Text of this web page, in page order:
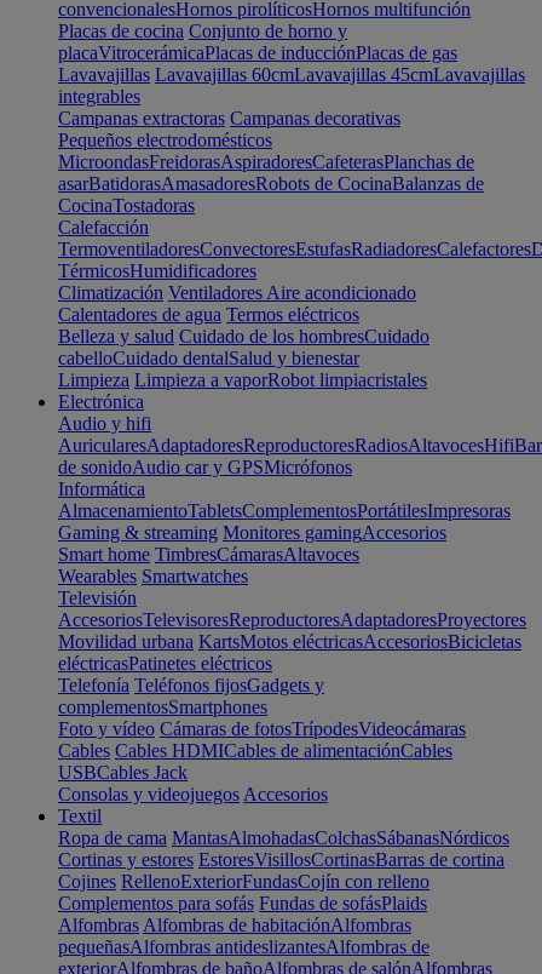
convencionalesHornos pirolíticosHornos multifunción
Placas de cocina Conjunto de horno y
placaVitrocerámicaPlacas de inducciónPlacas de gas
Lavavajillas Lavavajillas 60cmLavavajillas 45cmLavavajillas
integrables
Campanas extractoras Campanas decorativas
Pequeños electrodomésticos
MicroondasFreidorasAspiradoresCafeterasPlanchas de
asarBatidorasAmasadoresRobots de CocinaBalanzas de
CocinaTostadoras
Calefacción
TermoventiladoresConvectoresEstufasRadiadoresCalefactores
TérmicosHumidificadores
Climatización Ventiladores Aire acondicionado
Calentadores de agua Termos eléctricos
Belleza y salud Cuidado de los hombresCuidado
cabelloCuidado dentalSalud y bienestar
Limpieza Limpieza a vaporRobot limpiacristales
Electrónica
Audio y hifi
AuricularesAdaptadoresReproductoresRadiosAltavocesHifi
de sonidoAudio car y GPSMicrófonos
Informática
AlmacenamientoTabletsComplementosPortátilesImpresoras
Gaming & streaming Monitores gamingAccesorios
Smart home TimbresCámarasAltavoces
Wearables Smartwatches
Televisión
AccesoriosTelevisoresReproductoresAdaptadoresProyectores
Movilidad urbana KartsMotos eléctricasAccesoriosBicicletas
eléctricasPatinetes eléctricos
Telefonía Teléfonos fijosGadgets y
complementosSmartphones
Foto y vídeo Cámaras de fotosTrípodesVideocámaras
Cables Cables HDMICables de alimentaciónCables
USBCables Jack
Consolas y videojuegos Accesorios
Textil
Ropa de cama MantasAlmohadasColchasSábanasNórdicos
Cortinas y estores EstoresVisillosCortinasBarras de cortina
Cojines RellenoExteriorFundasCojín con relleno
Complementos para sofás Fundas de sofásPlaids
Alfombras Alfombras de habitaciónAlfombras
pequeñasAlfombras antideslizantesAlfombras de
exteriorAlfombras de bañoAlfombras de salónAlfombras